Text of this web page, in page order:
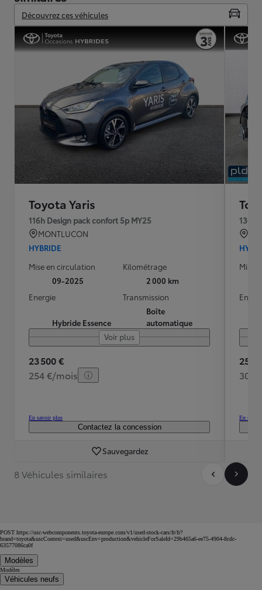
Découvrez ces véhicules
Toyota Yaris
116h Design pack confort 5p MY25
MONTLUCON
HYBRIDE
Mise en circulation
09-2025
Kilométrage
2 000 km
Energie
Hybride Essence
Transmission
Boîte
automatique
Voir plus
23 500 €
254 €/mois
En savoir plus
Contactez la concession
Sauvegardez
130h
Mise
25
304
En
8 Véhicules similaires
POST https://usc-webcomponents.toyota-europe.com/v1/used-stock-cars/fr/fr?
brand=toyota&uscContext=used&uscEnv=production&vehicleForSaleId=29b465a6-ee75-4904-8cdc-
63577086ca0f
Modèles
Modèles
Véhicules neufs